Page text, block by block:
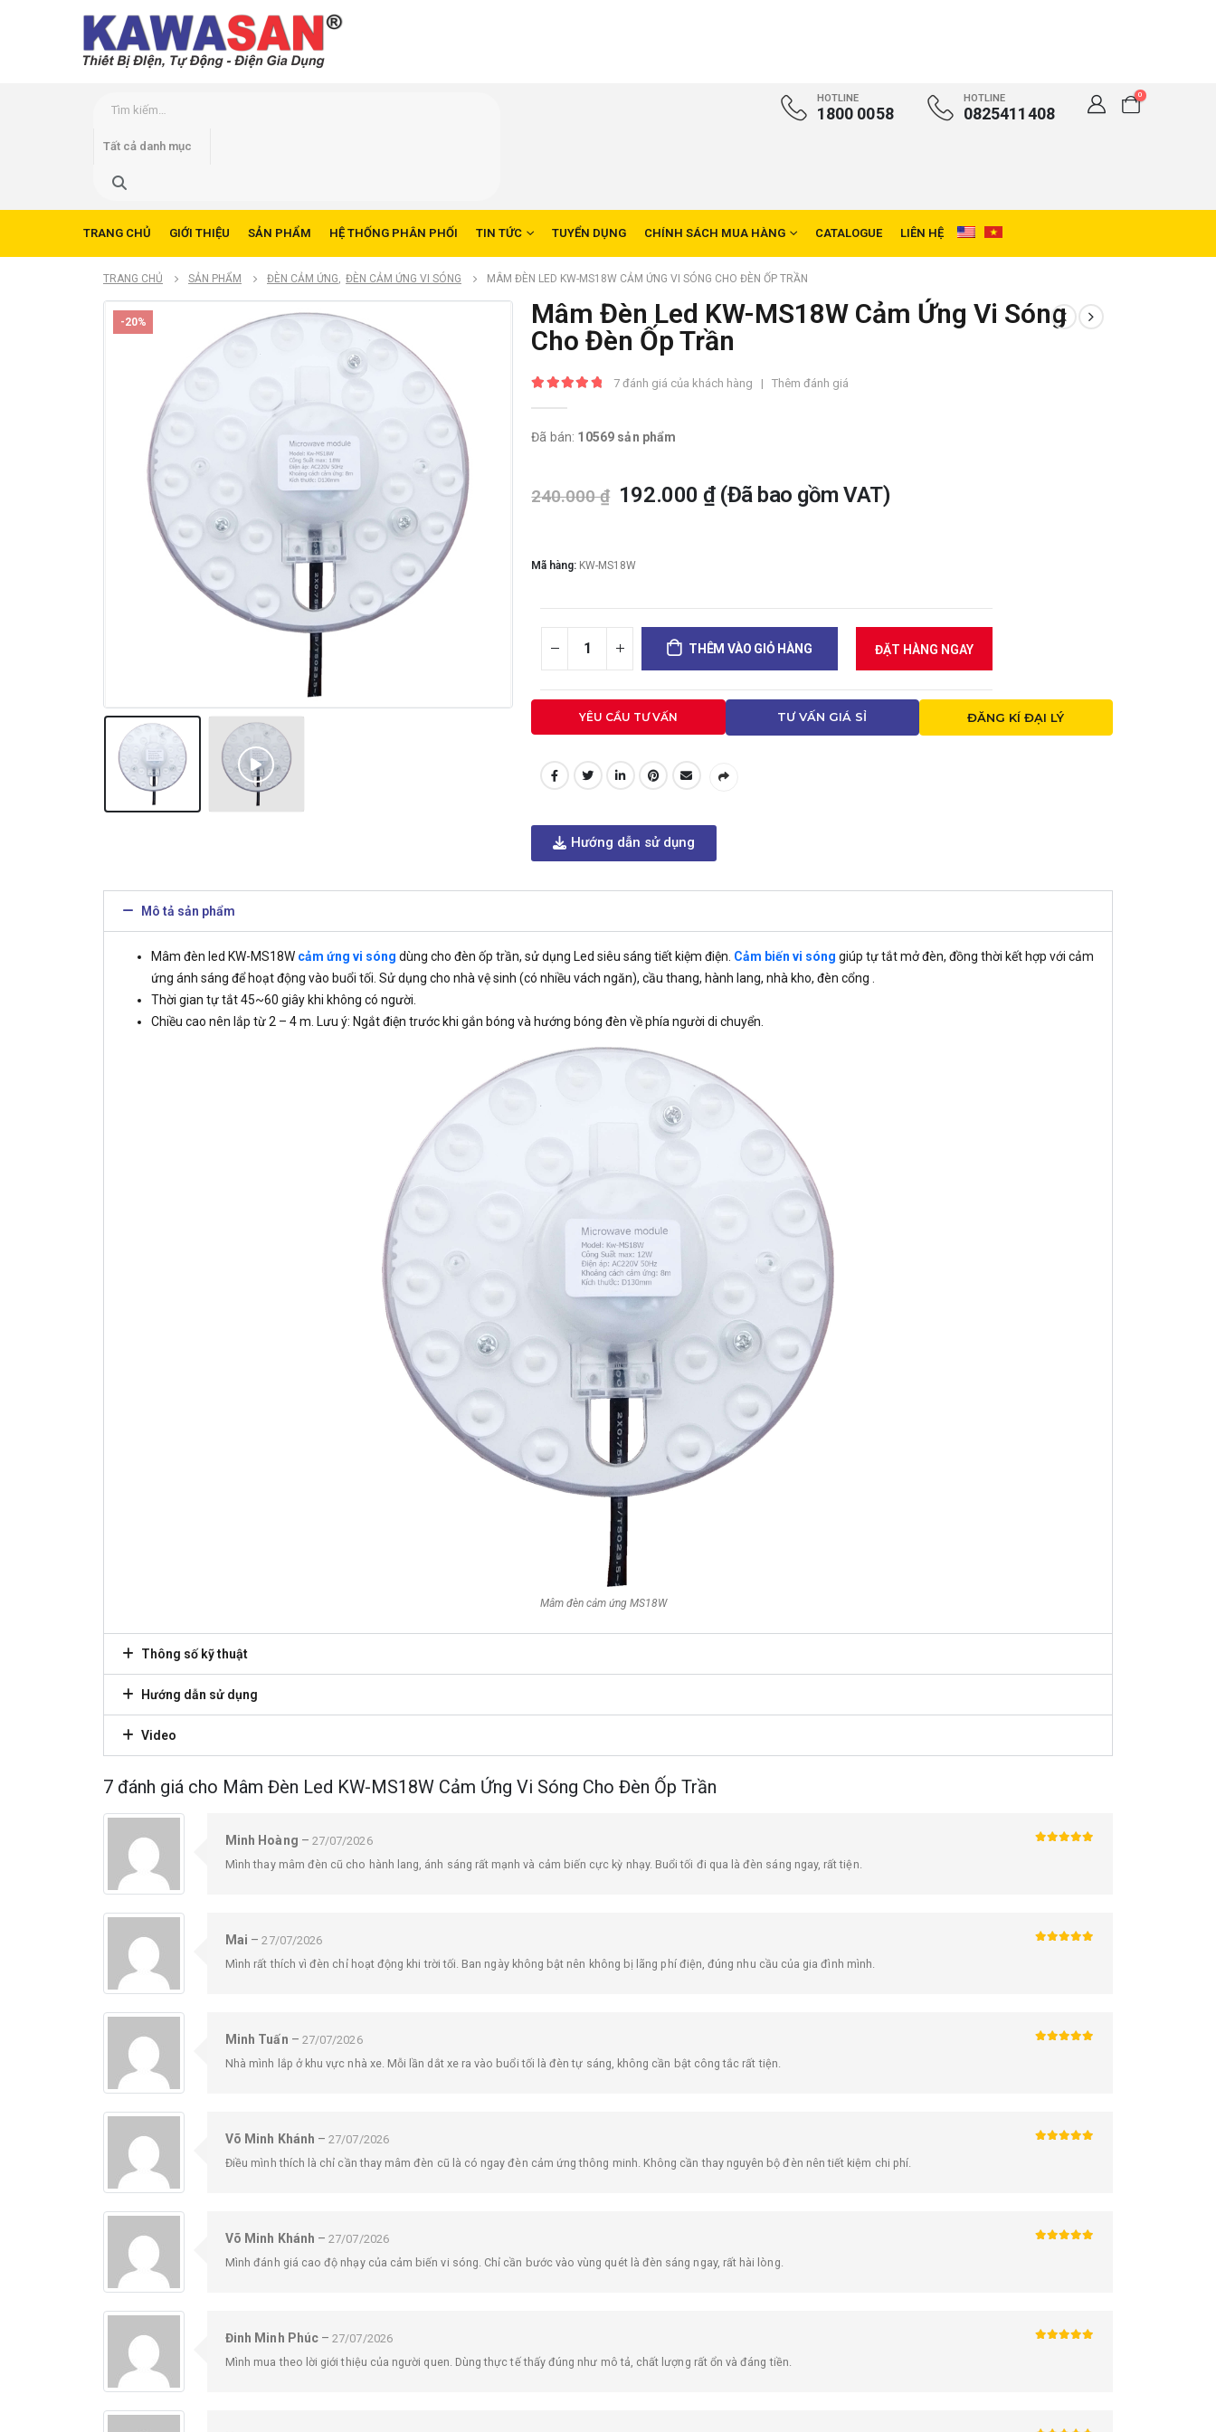
HOTLINE
1800 0058
HOTLINE
0825411408
0
TRANG CHỦ GIỚI THIỆU SẢN PHẨM HỆ THỐNG PHÂN PHỐI TIN TỨC TUYỂN DỤNG CHÍNH SÁCH MUA HÀNG CATALOGUE LIÊN HỆ
TRANG CHỦ SẢN PHẨM ĐÈN CẢM ỨNG, ĐÈN CẢM ỨNG VI SÓNG MÂM ĐÈN LED KW-MS18W CẢM ỨNG VI SÓNG CHO ĐÈN ỐP TRẦN
-20%
Mâm Đèn Led KW-MS18W Cảm Ứng Vi Sóng
Cho Đèn Ốp Trần
7đánh giá của khách hàng | Thêm đánh giá
Đã bán: 10569 sản phẩm
240.000₫ 192.000₫(Đã bao gồm VAT)
Mã hàng: KW-MS18W
THÊM VÀO GIỎ HÀNG ĐẶT HÀNG NGAY
YÊU CẦU TƯ VẤN TƯ VẤN GIÁ SỈ ĐĂNG KÍ ĐẠI LÝ
Hướng dẫn sử dụng
Mô tả sản phẩm
Mâm đèn led KW-MS18W cảm ứng vi sóng dùng cho đèn ốp trần, sử dụng Led siêu sáng tiết kiệm điện. Cảm biến vi sóng giúp tự tắt mở đèn, đồng thời kết hợp với cảm
ứng ánh sáng để hoạt động vào buổi tối. Sử dụng cho nhà vệ sinh (có nhiều vách ngăn), cầu thang, hành lang, nhà kho, đèn cổng .
Thời gian tự tắt 45~60 giây khi không có người.
Chiều cao nên lắp từ 2 – 4 m. Lưu ý: Ngắt điện trước khi gắn bóng và hướng bóng đèn về phía người di chuyển.
Mâm đèn cảm ứng MS18W
Thông số kỹ thuật
Hướng dẫn sử dụng
Video
7 đánh giá cho Mâm Đèn Led KW-MS18W Cảm Ứng Vi Sóng Cho Đèn Ốp Trần
Minh Hoàng – 27/07/2026
Mình thay mâm đèn cũ cho hành lang, ánh sáng rất mạnh và cảm biến cực kỳ nhạy. Buổi tối đi qua là đèn sáng ngay, rất tiện.
Mai – 27/07/2026
Mình rất thích vì đèn chỉ hoạt động khi trời tối. Ban ngày không bật nên không bị lãng phí điện, đúng nhu cầu của gia đình mình.
Minh Tuấn – 27/07/2026
Nhà mình lắp ở khu vực nhà xe. Mỗi lần dắt xe ra vào buổi tối là đèn tự sáng, không cần bật công tắc rất tiện.
Võ Minh Khánh – 27/07/2026
Điều mình thích là chỉ cần thay mâm đèn cũ là có ngay đèn cảm ứng thông minh. Không cần thay nguyên bộ đèn nên tiết kiệm chi phí.
Võ Minh Khánh – 27/07/2026
Mình đánh giá cao độ nhạy của cảm biến vi sóng. Chỉ cần bước vào vùng quét là đèn sáng ngay, rất hài lòng.
Đinh Minh Phúc – 27/07/2026
Mình mua theo lời giới thiệu của người quen. Dùng thực tế thấy đúng như mô tả, chất lượng rất ổn và đáng tiền.